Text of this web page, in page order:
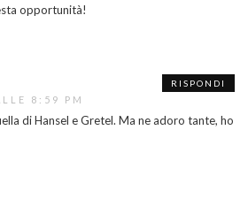
opportunità!
8:59 PM
di Hansel e Gretel. Ma ne adoro tante, ho
RISPONDI